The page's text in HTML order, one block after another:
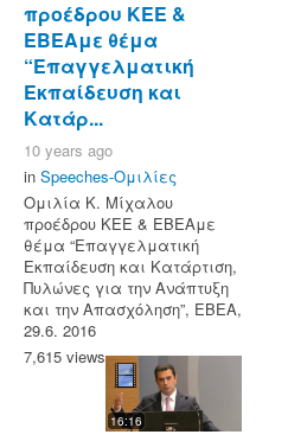
προέδρου ΚΕΕ &
ΕΒΕΑμε θέμα
“Επαγγελματική
Εκπαίδευση και
Κατάρ...
10 years ago
in Speeches-Ομιλίες
Ομιλία Κ. Μίχαλου
προέδρου ΚΕΕ & ΕΒΕΑμε
θέμα “Επαγγελματική
Εκπαίδευση και Κατάρτιση,
Πυλώνες για την Ανάπτυξη
και την Απασχόληση”, ΕΒΕΑ,
29.6. 2016
7,615 views
16:16